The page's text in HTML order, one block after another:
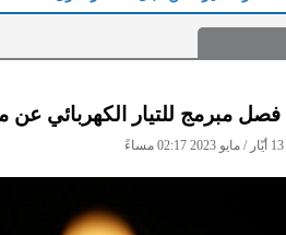
فصل مبرمج للتيار الكهربائي عن